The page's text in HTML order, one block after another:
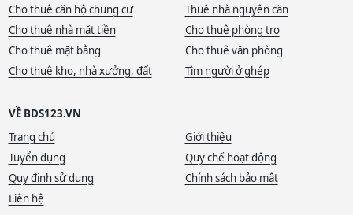
Cho thuê căn hộ chung cư
Thuê nhà nguyên căn
Cho thuê nhà mặt tiền
Cho thuê phòng trọ
Cho thuê mặt bằng
Cho thuê văn phòng
Cho thuê kho, nhà xưởng, đất
Tìm người ở ghép
VỀ BDS123.VN
Trang chủ
Giới thiệu
Tuyển dụng
Quy chế hoạt động
Quy định sử dụng
Chính sách bảo mật
Liên hệ